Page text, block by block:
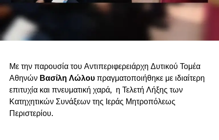
Με την παρουσία του Αντιπεριφερειάρχη Δυτικού Τομέα
Αθηνών Βασίλη Λώλουπραγματοποιήθηκε με ιδιαίτερη
επιτυχία και πνευματική χαρά, η Τελετή Λήξης των
Κατηχητικών Συνάξεων της Ιεράς Μητροπόλεως
Περιστερίου.